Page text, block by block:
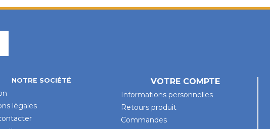
NOTRE SOCIÉTÉ
légales
VOTRE COMPTE
Informations personnelles
Retours produit
Commandes